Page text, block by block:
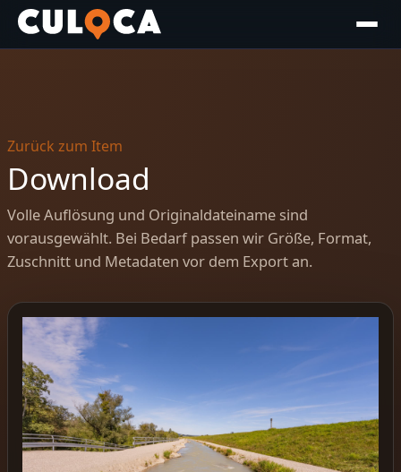
Zurück zum Item
Download
Volle Auflösung und Originaldateiname sind
vorausgewählt. Bei Bedarf passen wir Größe, Format,
Zuschnitt und Metadaten vor dem Export an.